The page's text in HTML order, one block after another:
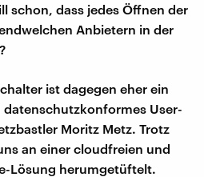
schon, dass jedes Öffnen der
Anbietern in der
ist dagegen eher ein
User-
Moritz Metz. Trotz
an einer cloudfreien und
Lösung herumgetüftelt.